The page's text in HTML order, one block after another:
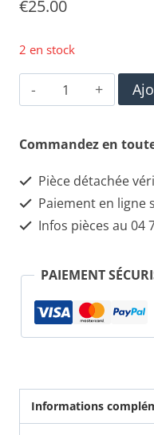
€25.00
2 en stock
quantité
de
Soufflet
cardanDEPA
-
5005
Commandez en
Pièce détachée
Paiement en ligne
Infos pièces au 04
PAIEMENT
Informations